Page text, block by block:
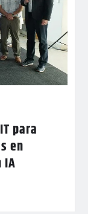
para
en
IA